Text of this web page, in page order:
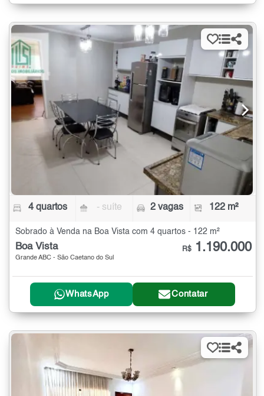
4 quartos - suíte 2 vagas 122 m²
Sobrado à Venda na Boa Vista com 4 quartos - 122 m²
Boa Vista
Grande ABC - São Caetano do Sul
R$ 1.190.000
WhatsApp Contatar